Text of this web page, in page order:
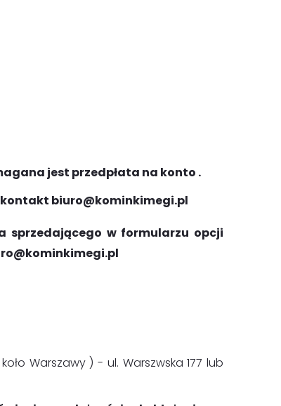
jest przedpłata na konto .
biuro@kominkimegi.pl
sprzedającego w formularzu opcji
Warszawy ) - ul. Warszwska 177 lub